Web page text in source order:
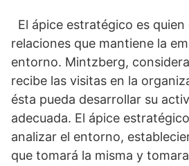
El ápice estratégico es
relaciones que mantiene la
entorno. Mintzberg,
recibe las visitas en la
ésta pueda desarrollar su
adecuada. El ápice
analizar el entorno,
que tomará la misma y